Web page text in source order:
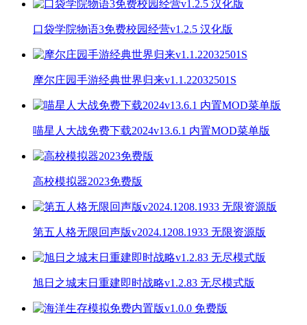
口袋学院物语3免费校园经营v1.2.5 汉化版
摩尔庄园手游经典世界归来v1.1.22032501S
喵星人大战免费下载2024v13.6.1 内置MOD菜单版
高校模拟器2023免费版
第五人格无限回声版v2024.1208.1933 无限资源版
旭日之城末日重建即时战略v1.2.83 无尽模式版